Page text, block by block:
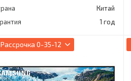
Китай
1 год
Рассрочка 0-35-12